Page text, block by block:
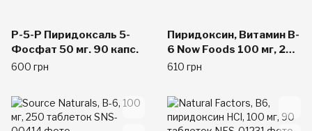
P-5-P Пиридоксаль 5-
Фосфат 50 мг. 90 капс.
600 грн
Пиридоксин, Витамин B-
6 Now Foods 100 мг, 250
капсул
610 грн